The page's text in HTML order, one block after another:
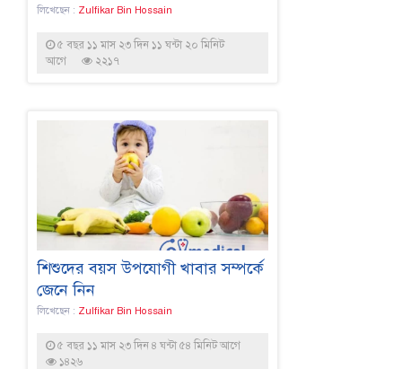
লিখেছেন : Zulfikar Bin Hossain
৫ বছর ১১ মাস ২৩ দিন ১১ ঘন্টা ২০ মিনিট
আগে
২২১৭
শিশুদের বয়স উপযোগী খাবার সম্পর্কে
জেনে নিন
লিখেছেন : Zulfikar Bin Hossain
৫ বছর ১১ মাস ২৩ দিন ৪ ঘন্টা ৫৪ মিনিট আগে
১৪২৬